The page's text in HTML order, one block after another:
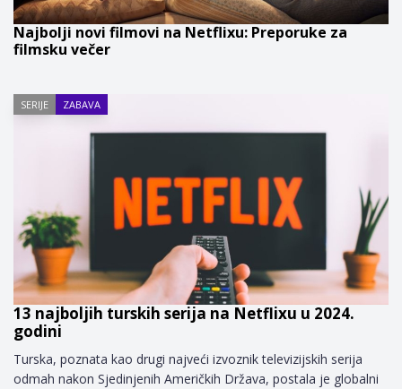
Najbolji novi filmovi na Netflixu: Preporuke za
filmsku večer
SERIJE ZABAVA
13 najboljih turskih serija na Netflixu u 2024.
godini
Turska, poznata kao drugi najveći izvoznik televizijskih serija
odmah nakon Sjedinjenih Američkih Država, postala je globalni